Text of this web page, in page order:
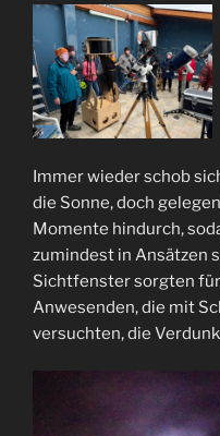
Immer wieder schob
die Sonne, doch
Momente hindurch,
zumindest in Ansätzen
Sichtfenster sorgten
Anwesenden, die mit
versuchten, die